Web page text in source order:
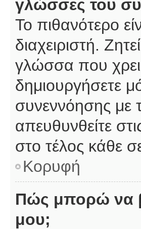
γλώσσες του
Το πιθανότερο
διαχειριστή.
γλώσσα που
δημιουργήσετε
συνεννόησης με
απευθυνθείτε
στο τέλος κάθε
Κορυφή
Πώς μπορώ να
μου;